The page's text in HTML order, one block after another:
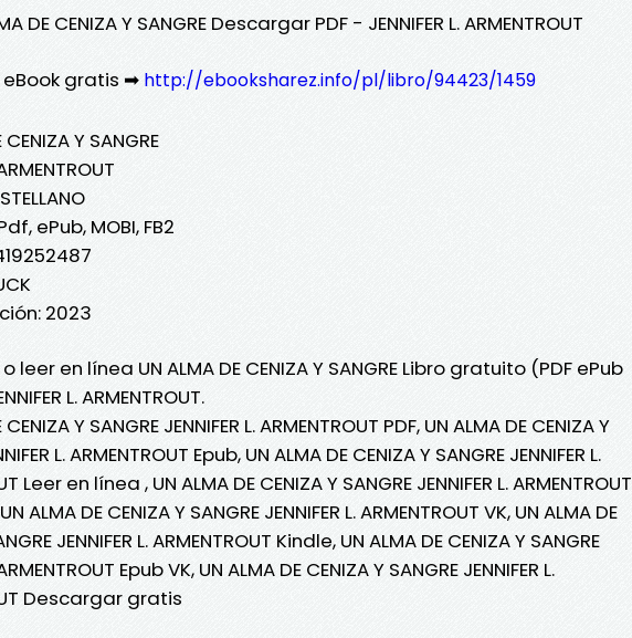
DE CENIZA Y SANGRE Descargar PDF - JENNIFER L. ARMENTROUT
gratis ➡ http://ebooksharez.info/pl/libro/94423/1459
CENIZA Y SANGRE
ePub, MOBI, FB2
2023
leer en línea UN ALMA DE CENIZA Y SANGRE Libro gratuito (PDF ePub
L. ARMENTROUT.
Y SANGRE JENNIFER L. ARMENTROUT PDF, UN ALMA DE CENIZA Y
L. ARMENTROUT Epub, UN ALMA DE CENIZA Y SANGRE JENNIFER L.
Leer en línea , UN ALMA DE CENIZA Y SANGRE JENNIFER L. ARMENTROUT
ALMA DE CENIZA Y SANGRE JENNIFER L. ARMENTROUT VK, UN ALMA DE
JENNIFER L. ARMENTROUT Kindle, UN ALMA DE CENIZA Y SANGRE
Epub VK, UN ALMA DE CENIZA Y SANGRE JENNIFER L.
Descargar gratis